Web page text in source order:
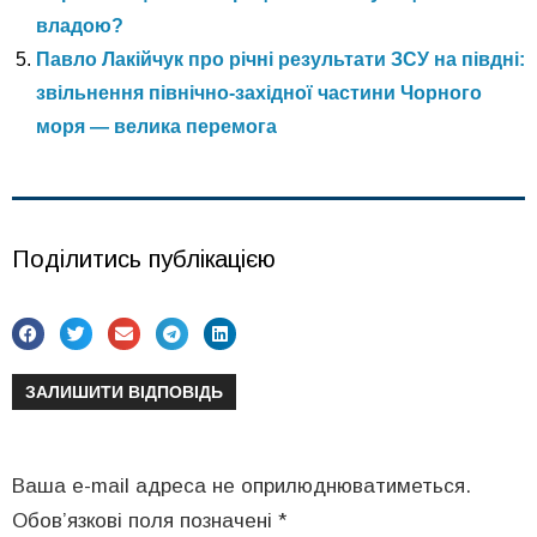
владою?
Павло Лакійчук про річні результати ЗСУ на півдні:
звільнення північно-західної частини Чорного
моря — велика перемога
Поділитись публікацією
ЗАЛИШИТИ ВІДПОВІДЬ
Ваша e-mail адреса не оприлюднюватиметься.
Обов’язкові поля позначені *